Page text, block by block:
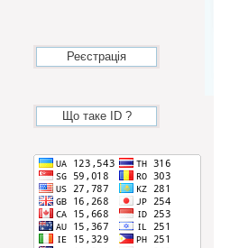
Реєстрація
Що таке ID ?